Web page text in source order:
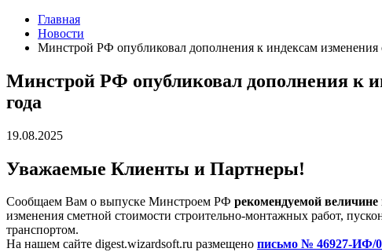
Главная
Новости
Минстрой РФ опубликовал дополнения к индексам изменения
Минстрой РФ опубликовал дополнения к
года
19.08.2025
Уважаемые Клиенты и Партнеры!
Сообщаем Вам о выпуске Минстроем РФ рекомендуемой величине
изменения сметной стоимости строительно-монтажных работ,
транспортом.
На нашем сайте digest.wizardsoft.ru размещено письмо № 46927-ИФ/